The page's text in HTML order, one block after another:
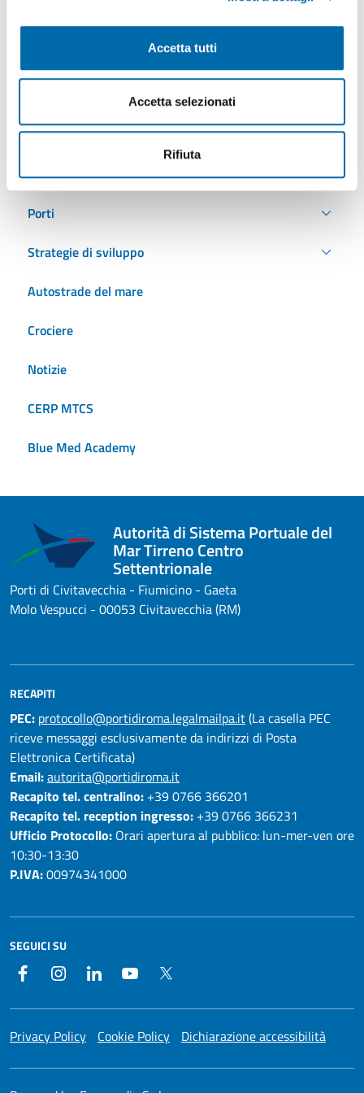
Accetta tutti
Accetta selezionati
Rifiuta
Segretario Generale
Articolazione degli uffici
OIV
R.L.S.S.
Porti
Strategie di sviluppo
Autostrade del mare
Crociere
Notizie
CERP MTCS
Blue Med Academy
Autorità di Sistema Portuale del
Mar Tirreno Centro
Settentrionale
Porti di Civitavecchia - Fiumicino - Gaeta
Molo Vespucci - 00053 Civitavecchia (RM)
RECAPITI
PEC: protocollo@portidiroma.legalmailpa.it(La casella PEC
riceve messaggi esclusivamente da indirizzi di Posta
Elettronica Certificata)
Email:autorita@portidiroma.it
Recapito tel. centralino: +39 0766 366201
Recapito tel. reception ingresso: +39 0766 366231
Ufficio Protocollo: Orari apertura al pubblico: lun-mer-ven ore
10:30-13:30
P.IVA:00974341000
SEGUICI SU
Facebook InstagramLinkedIn YouTube
Privacy Policy Cookie Policy Dichiarazione accessibilità